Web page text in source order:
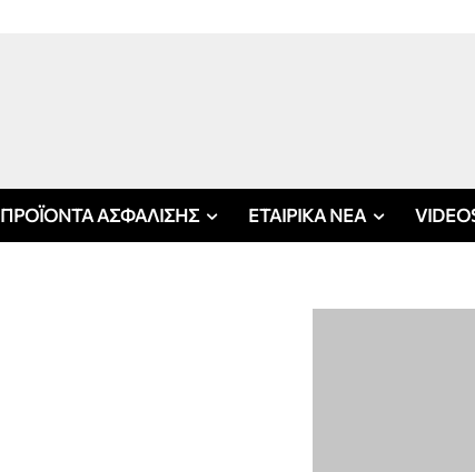
ΠΡΟΪΟΝΤΑ ΑΣΦΑΛΙΣΗΣ ΕΤΑΙΡΙΚΑ ΝΕΑ